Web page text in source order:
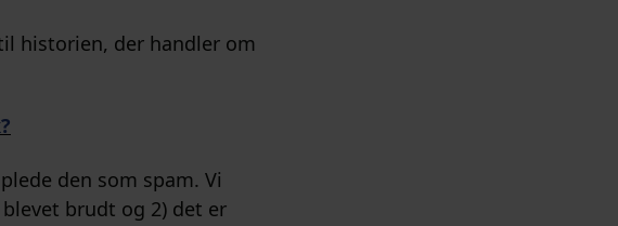
historien, der handler om
den som spam. Vi
brudt og 2) det er